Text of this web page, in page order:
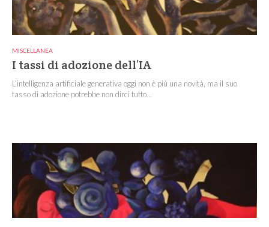
MISCELLANEA
I tassi di adozione dell’IA
L’intelligenza artificiale generativa oggi non è più una novità, ma il suo
tasso di adozione potrebbe non dirci tutto...